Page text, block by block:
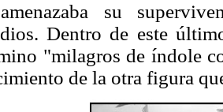
su
Dentro de este
"milagros de índole
de la otra figura